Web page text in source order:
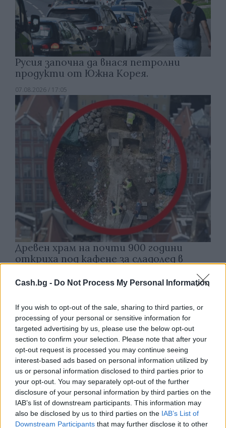
Cash.bg - Do Not Process My Personal Information
If you wish to opt-out of the sale, sharing to third parties, or
processing of your personal or sensitive information for
targeted advertising by us, please use the below opt-out
section to confirm your selection. Please note that after your
opt-out request is processed you may continue seeing
interest-based ads based on personal information utilized by
us or personal information disclosed to third parties prior to
your opt-out. You may separately opt-out of the further
disclosure of your personal information by third parties on the
IAB’s list of downstream participants. This information may
also be disclosed by us to third parties on the IAB’s List of
Downstream Participants that may further disclose it to other
Русия започна да внася петролни
продукти от Южна Корея.
07.08.2026 / 17:05
Древен храм на почти 900 години
откриха под кафене за сладолед в
07.08.2026 / 16:00